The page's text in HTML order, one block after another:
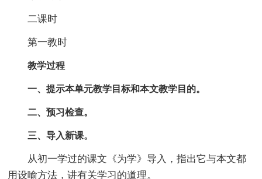
二课时
第一教时
教学过程
一、提示本单元教学目标和本文教学目的。
二、预习检查。
三、导入新课。
从初一学过的课文《为学》导入，指出它与本文都
用设喻方法，讲有关学习的道理。